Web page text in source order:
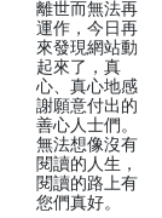
離世而無法再
運作，今日再
來發現網站動
起來了，真
心、真心地感
謝願意付出的
善心人士們。
無法想像沒有
閱讀的人生，
閱讀的路上有
您們真好。